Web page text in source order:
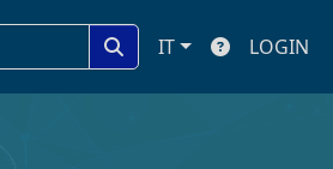
IT LOGIN